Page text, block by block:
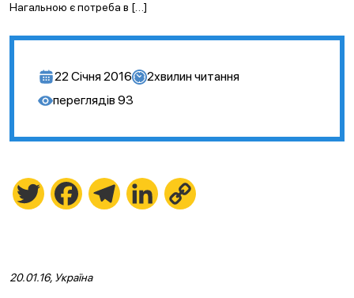
Нагальною є потреба в […]
22 Січня 2016 2хвилин читання
переглядів 93
Twitter FacebookTelegramLinkedIn
20.01.16, Україна